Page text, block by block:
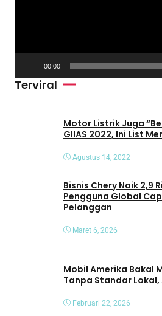
d
00:00
Terviral
Motor Listrik Juga
GIIAS 2022, Ini List
Agustus 14, 2022
Bisnis Chery Naik 2,9
Pengguna Global
Pelanggan
Maret 6, 2026
Mobil Amerika Bakal
Tanpa Standar
Februari 22, 2026